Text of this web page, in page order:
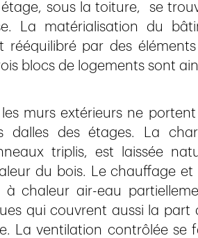
sous la toiture, se
La matérialisation du
par des
blocs de logements sont
murs extérieurs ne
dalles des étages. La
triplis, est laissée
du bois. Le chauffage et
chaleur air-eau
qui couvrent aussi la part
La ventilation contrôlée se